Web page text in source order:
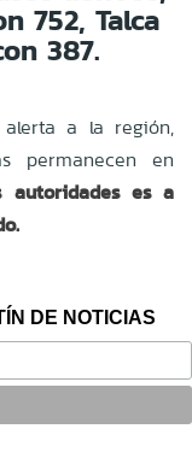
752, Talca
387.
a la región,
permanecen en
autoridades es a
DE NOTICIAS